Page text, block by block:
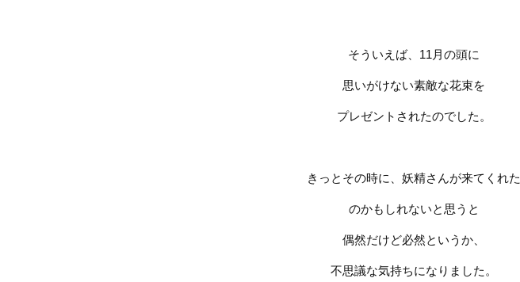
そういえば、11月の頭に
思いがけない素敵な花束を
プレゼントされたのでした。
きっとその時に、妖精さんが来てくれた
のかもしれないと思うと
偶然だけど必然というか、
不思議な気持ちになりました。